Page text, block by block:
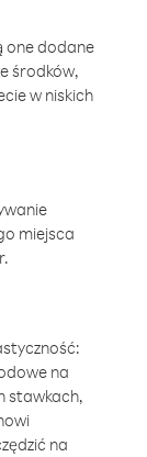
one dodane
środków,
w niskich
miejsca
na
stawkach,
na